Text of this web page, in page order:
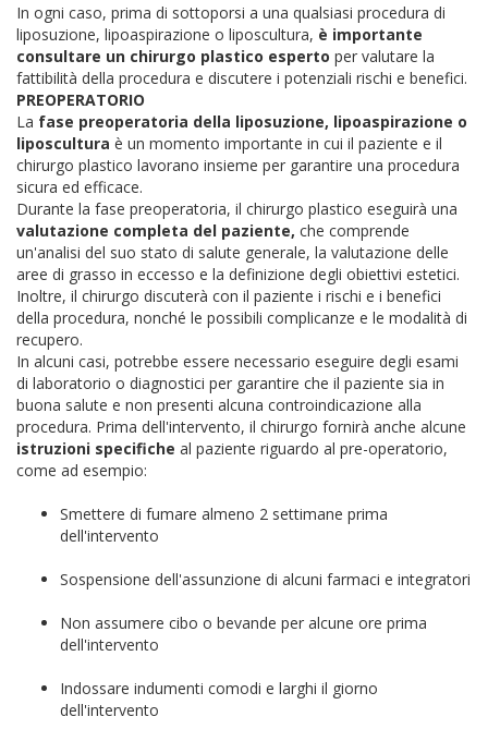
In ogni caso, prima di sottoporsi a una qualsiasi procedura di
liposuzione, lipoaspirazione o liposcultura, è importante
consultare un chirurgo plastico esperto per valutare la
fattibilità della procedura e discutere i potenziali rischi e benefici.
PREOPERATORIO
La fase preoperatoria della liposuzione, lipoaspirazione o
liposcultura è un momento importante in cui il paziente e il
chirurgo plastico lavorano insieme per garantire una procedura
sicura ed efficace.
Durante la fase preoperatoria, il chirurgo plastico eseguirà una
valutazione completa del paziente, che comprende
un'analisi del suo stato di salute generale, la valutazione delle
aree di grasso in eccesso e la definizione degli obiettivi estetici.
Inoltre, il chirurgo discuterà con il paziente i rischi e i benefici
della procedura, nonché le possibili complicanze e le modalità di
recupero.
In alcuni casi, potrebbe essere necessario eseguire degli esami
di laboratorio o diagnostici per garantire che il paziente sia in
buona salute e non presenti alcuna controindicazione alla
procedura. Prima dell'intervento, il chirurgo fornirà anche alcune
istruzioni specifiche al paziente riguardo al pre-operatorio,
come ad esempio:
Smettere di fumare almeno 2 settimane prima
dell'intervento
Sospensione dell'assunzione di alcuni farmaci e integratori
Non assumere cibo o bevande per alcune ore prima
dell'intervento
Indossare indumenti comodi e larghi il giorno
dell'intervento